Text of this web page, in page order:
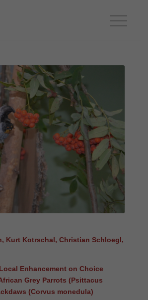
Kurt Kotrschal, Christian Schloegl,
Enhancement on Choice
Grey Parrots (Psittacus
(Corvus monedula)